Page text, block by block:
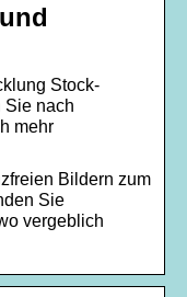
Stock-
Sie nach
mehr
Bildern zum
Sie
vergeblich